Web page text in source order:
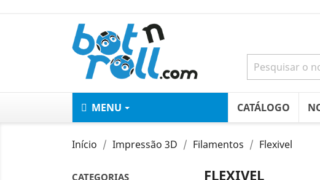
MENU CATÁLOGO
Início Impressão 3D Filamentos Flexivel
CATEGORIAS FLEXIVEL